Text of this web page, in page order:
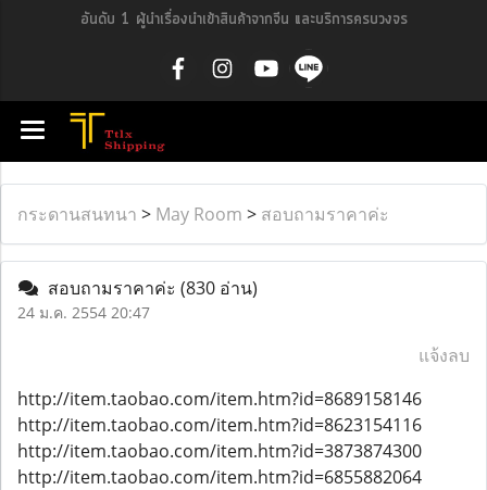
อันดับ 1 ผู้นำเรื่องนำเข้าสินค้าจากจีน และบริการครบวงจร
กระดานสนทนา > May Room > สอบถามราคาค่ะ
สอบถามราคาค่ะ (830 อ่าน)
24 ม.ค. 2554 20:47
แจ้งลบ
http://item.taobao.com/item.htm?id=8689158146
http://item.taobao.com/item.htm?id=8623154116
http://item.taobao.com/item.htm?id=3873874300
http://item.taobao.com/item.htm?id=6855882064